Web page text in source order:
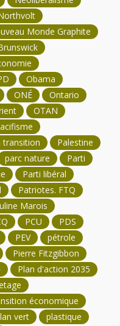
Monde Graphite
Obama
ONÉ
Ontario
OTAN
transition
Palestine
parc nature
Parti
Parti libéral
Patriotes. FTQ
Marois
PCU
PDS
PEV
pétrole
Pierre Fitzgibbon
Plan d'action 2035
économique
vert
plastique